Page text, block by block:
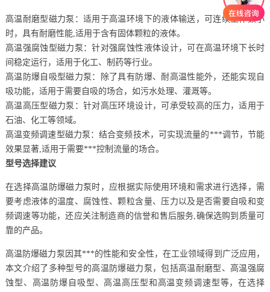
高温耐磨型磁力泵：适用于高温环境下的液体输送，可连续工作数小
时，具有耐磨性能,适用于含有固体颗粒的液体。
高温强腐蚀型磁力泵：针对强腐蚀性液体设计，可在高温环境下长时
间稳定运行，适用于化工、制药等行业。
高温防爆自吸型磁力泵：除了具有防爆、耐高温性能外，还能实现自
吸功能，适用于需要自吸的场合，如污水处理、灌溉等。
高温高压型磁力泵：针对高压环境设计，可承受较高的压力，适用于
石油、化工等领域。
高温变频调速型磁力泵：结合变频技术，可实现流量的***调节，节能
效果显著,适用于需要***控制流量的场合。
型号选择建议
在选择高温防爆磁力泵时，应根据实际使用环境和需求进行选择，需
要考虑液体的温度、腐蚀性、颗粒含量、压力以及是否需要自吸和变
频调速等功能，还应关注制造商的信誉和售后服务,确保选购到质量可
靠的产品。
高温防爆磁力泵因其***的性能和安全性，在工业领域得到广泛应用，
本文介绍了多种型号的高温防爆磁力泵，包括高温耐磨型、高温强腐
蚀型、高温防爆自吸型、高温高压型和高温变频调速型等，在选择